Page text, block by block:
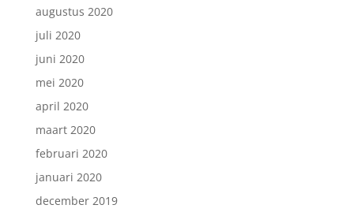
augustus 2020
juli 2020
juni 2020
mei 2020
april 2020
maart 2020
februari 2020
januari 2020
december 2019